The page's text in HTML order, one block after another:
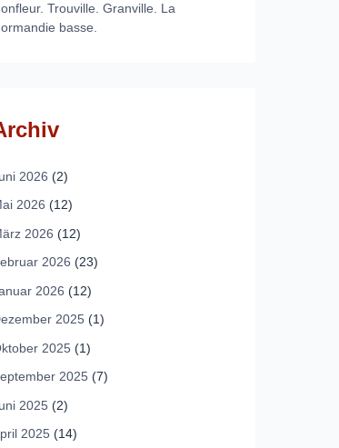
Trouville. Granville. La
basse.
2026 (2)
2026 (12)
2026 (12)
2026 (23)
2026 (12)
2025 (1)
2025 (1)
2025 (7)
2025 (2)
2025 (14)